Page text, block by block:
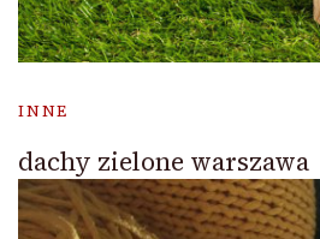
INNE
dachy zielone warszawa